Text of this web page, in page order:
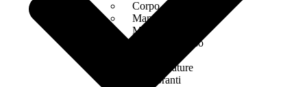
Corpo
Mani
Maschera Nature
Trattamenti Viso
Bagno Nature
Deodoranti